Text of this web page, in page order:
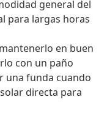
general del
para largas horas
en buen
con un paño
una funda cuando
directa para